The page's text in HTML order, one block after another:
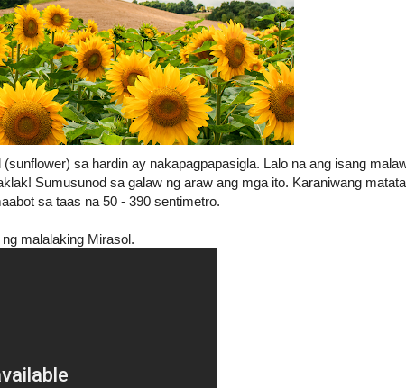
sa hardin ay nakapagpapasigla. Lalo na ang isang
Sumusunod sa galaw ng araw ang mga ito. Karaniwang
sa taas na 50 - 390 sentimetro.
malalaking Mirasol.